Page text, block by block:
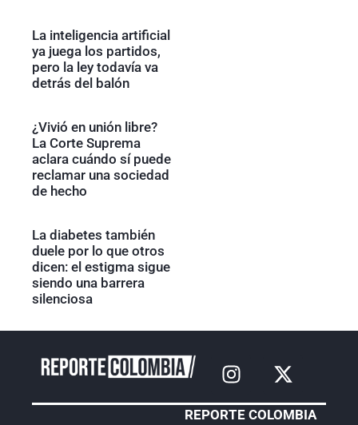
La inteligencia artificial
ya juega los partidos,
pero la ley todavía va
detrás del balón
¿Vivió en unión libre?
La Corte Suprema
aclara cuándo sí puede
reclamar una sociedad
de hecho
La diabetes también
duele por lo que otros
dicen: el estigma sigue
siendo una barrera
silenciosa
REPORTE COLOMBIA